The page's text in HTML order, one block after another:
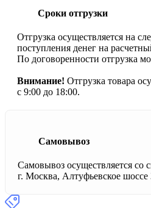
Сроки отгрузки
Отгрузка осуществляется на
поступления денег на
По договоренности отгрузка
Внимание! Отгрузка товара
с 9:00 до 18:00.
Самовывоз
Самовывоз осуществляется со
г. Москва, Алтуфьевское шоссе